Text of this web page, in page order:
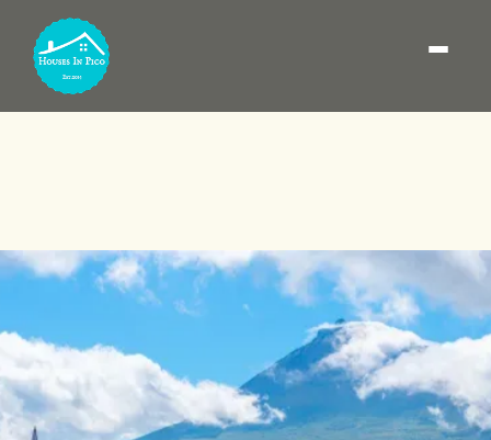
Wie komme ich nach
Pico Island: Flüge und
Fähre